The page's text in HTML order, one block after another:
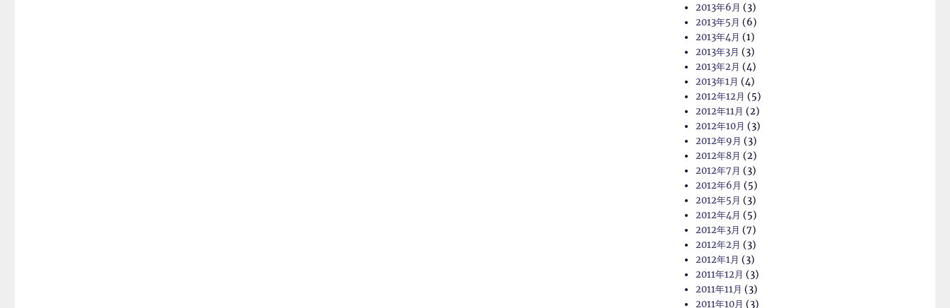
2013年6月 (3)
2013年5月 (6)
2013年4月 (1)
2013年3月 (3)
2013年2月 (4)
2013年1月 (4)
2012年12月 (5)
2012年11月 (2)
2012年10月 (3)
2012年9月 (3)
2012年8月 (2)
2012年7月 (3)
2012年6月 (5)
2012年5月 (3)
2012年4月 (5)
2012年3月 (7)
2012年2月 (3)
2012年1月 (3)
2011年12月 (3)
2011年11月 (3)
2011年10月 (3)